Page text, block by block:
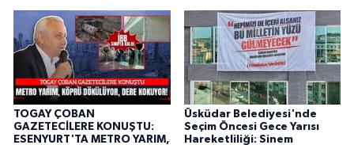
TOGAY ÇOBAN
GAZETECİLERE KONUŞTU:
ESENYURT'TA METRO YARIM,
Üsküdar Belediyesi'nde
Seçim Öncesi Gece Yarısı
Hareketliliği: Sinem